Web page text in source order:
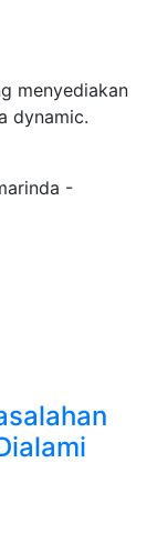
menyediakan
dynamic.
-